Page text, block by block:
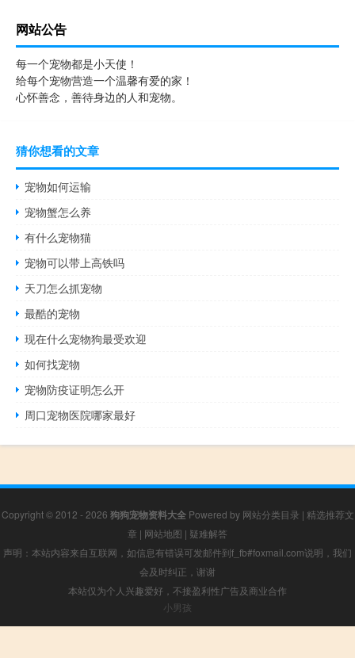
网站公告
每一个宠物都是小天使！
给每个宠物营造一个温馨有爱的家！
心怀善念，善待身边的人和宠物。
猜你想看的文章
宠物如何运输
宠物蟹怎么养
有什么宠物猫
宠物可以带上高铁吗
天刀怎么抓宠物
最酷的宠物
现在什么宠物狗最受欢迎
如何找宠物
宠物防疫证明怎么开
周口宠物医院哪家最好
Copyright © 2012 - 2026 狗狗宠物资料大全Powered by 网站分类目录 | 精选推荐文
章 | 网站地图 | 疑难解答
声明：本站内容来自互联网，如信息有错误可发邮件到f_fb#foxmail.com说明，我们
会及时纠正，谢谢
本站仅为个人兴趣爱好，不接盈利性广告及商业合作
小男孩